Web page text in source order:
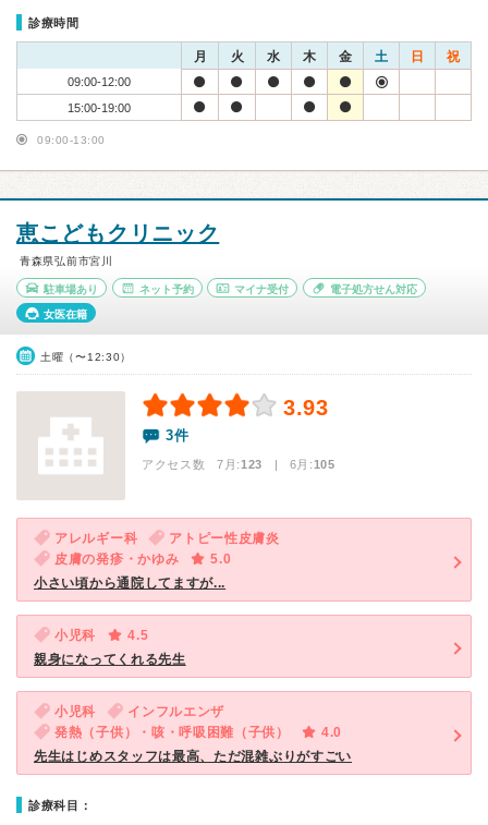
診療時間
月 火 水 木 金 土 日 祝
09:00-12:00
15:00-19:00
09:00-13:00
恵こどもクリニック
青森県弘前市宮川
駐車場あり ネット予約 マイナ受付 電子処方せん対応
女医在籍
土曜（〜12:30）
3.93
3件
アクセス数 7月:123 | 6月:105
アレルギー科
アトピー性皮膚炎
皮膚の発疹・かゆみ
5.0
小さい頃から通院してますが...
小児科
4.5
親身になってくれる先生
小児科
インフルエンザ
発熱（子供）・咳・呼吸困難（子供）
4.0
先生はじめスタッフは最高、ただ混雑ぶりがすごい
診療科目：